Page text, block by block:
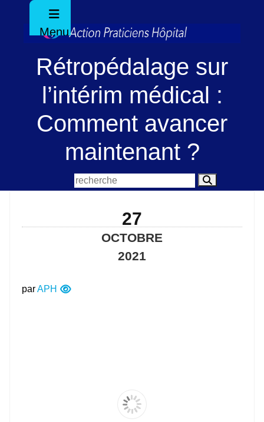
Menu
Rétropédalage sur
l’intérim médical :
Comment avancer
maintenant ?
27
OCTOBRE
2021
parAPH